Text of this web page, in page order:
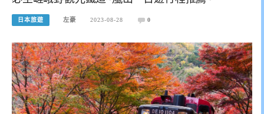
日本旅遊 左豪 2023-08-28 0